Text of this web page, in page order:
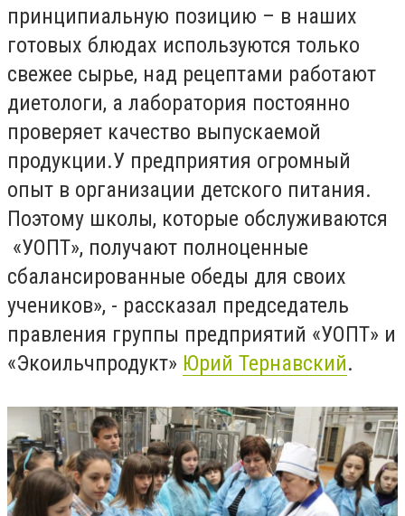
принципиальную позицию – в наших
готовых блюдах используются только
свежее сырье, над рецептами работают
диетологи, а лаборатория постоянно
проверяет качество выпускаемой
продукции.У предприятия огромный
опыт в организации детского питания.
Поэтому школы, которые обслуживаются
«УОПТ», получают полноценные
сбалансированные обеды для своих
учеников», - рассказал председатель
правления группы предприятий «УОПТ» и
«Экоильчпродукт» Юрий Тернавский.